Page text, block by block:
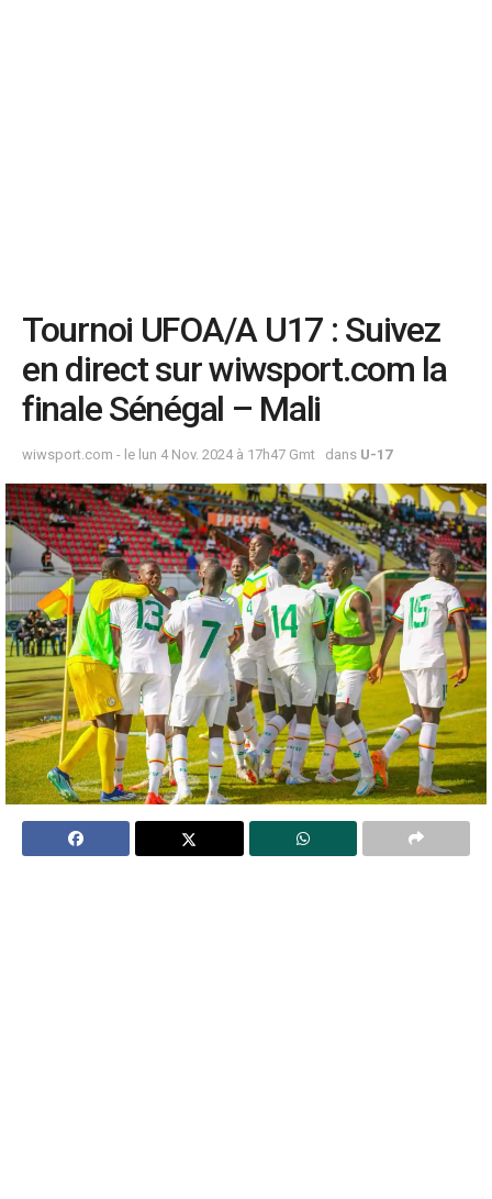
Tournoi UFOA/A U17 : Suivez
en direct sur wiwsport.com la
finale Sénégal – Mali
wiwsport.com - le lun 4 Nov. 2024 à 17h47 Gmt dans U-17